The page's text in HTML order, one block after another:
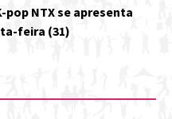
pop NTX se apresenta
feira (31)